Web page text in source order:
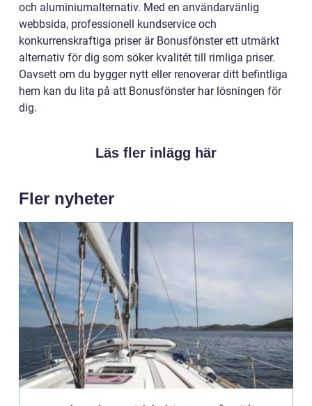
och aluminiumalternativ. Med en användarvänlig
webbsida, professionell kundservice och
konkurrenskraftiga priser är Bonusfönster ett utmärkt
alternativ för dig som söker kvalitét till rimliga priser.
Oavsett om du bygger nytt eller renoverar ditt befintliga
hem kan du lita på att Bonusfönster har lösningen för
dig.
Läs fler inlägg här
Fler nyheter